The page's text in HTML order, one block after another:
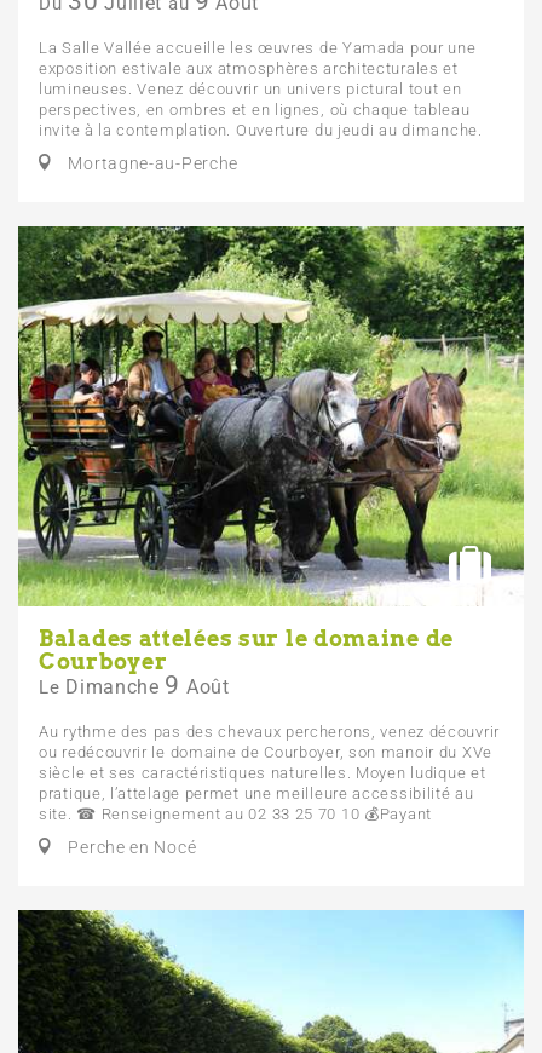
La Salle Vallée accueille les œuvres de Yamada pour une
exposition estivale aux atmosphères architecturales et
lumineuses. Venez découvrir un univers pictural tout en
perspectives, en ombres et en lignes, où chaque tableau
invite à la contemplation. Ouverture du jeudi au dimanche.
Mortagne-au-Perche
Balades attelées sur le domaine de
Courboyer
Le Dimanche 9 Août
Au rythme des pas des chevaux percherons, venez découvrir
ou redécouvrir le domaine de Courboyer, son manoir du XVe
siècle et ses caractéristiques naturelles. Moyen ludique et
pratique, l’attelage permet une meilleure accessibilité au
site. ☎ Renseignement au 02 33 25 70 10 💰 Payant
Perche en Nocé